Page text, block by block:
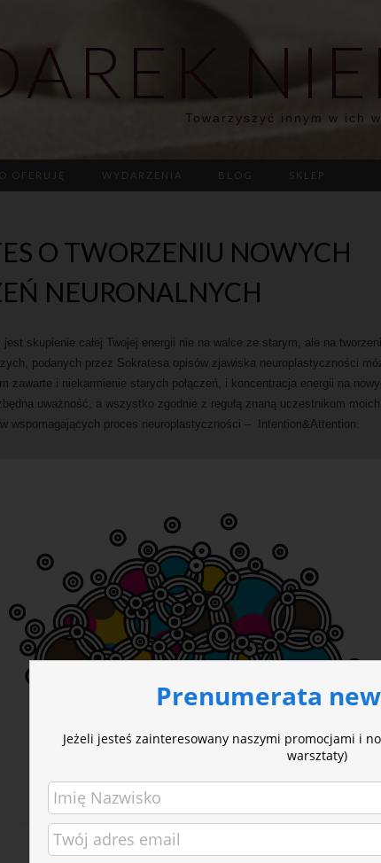
Towarzyszyć innym w ich
OFERUJĘ WYDARZENIA BLOG SKLEP
O TWORZENIU NOWYCH
NEURONALNYCH
jest skupienie całej Twojej energii nie na walce ze starym, ale na
podanych przez Sokratesa opisów zjawiska neuroplastyczności
zawarte i niekarmienie starych połączeń, i koncentracja energii na
uważność, a wszystko zgodnie z regułą znaną uczestnikom
wspomagających proces neuroplastyczności – Intention&Attention.
Prenumerata
Jeżeli jesteś zainteresowany naszymi promocjami i
warsztaty)